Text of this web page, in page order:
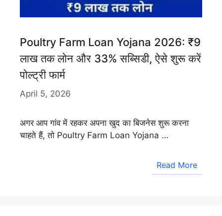
Poultry Farm Loan Yojana 2026: ₹9
लाख तक लोन और 33% सब्सिडी, ऐसे शुरू करें
पोल्ट्री फार्म
April 5, 2026
अगर आप गांव में रहकर अपना खुद का बिजनेस शुरू करना
चाहते हैं, तो Poultry Farm Loan Yojana …
Read More